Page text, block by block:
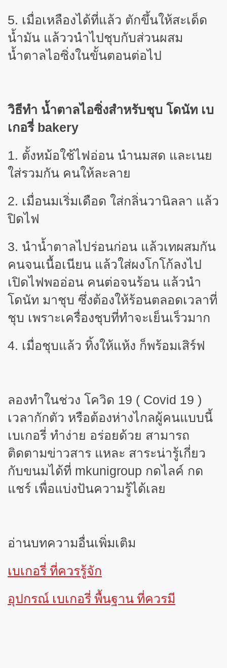
5. เมื่อเหลืองได้ที่แล้ว ตักขึ้นให้สะเด็ด
น้ำมัน แล้ววนำไปชุบกับส่วนผสม
น้ำตาลไอซิ่งในขั้นตอนต่อไป
วิธีทำ น้ำตาลไอซิ่งสำหรับชุบ โดนัท เบ
เกอรี่ bakery
1. ตั้งหม้อใช้ไฟอ่อน นำนมสด และเนย
ใส่รวมกัน คนให้ละลาย
2. เมื่อนมเริ่มเดือด ใส่กลิ่นวานิลลา แล้ว
ปิดไฟ
3. นำน้ำตาลไปร่อนก่อน แล้วเทผสมกัน
คนจนเนื้อเนียน แล้วใส่ผงโกโก้ลงไป
เปิดไฟพออ่อน คนต่อจนร้อน แล้วนำ
โดนัท มาชุบ ซึ่งต้องให้ร้อนตลอดเวลาที่
ชุบ เพราะเครื่องชุบที่ทำจะเย็นเร็วมาก
4. เมื่อชุบแล้ว ทิ้งให้แห้ง ก็พร้อมเสิร์ฟ
ลองทำในช่วง โควิด 19 ( Covid 19 )
เวลากักตัว หรือต้องห่างไกลผู้คนแบบนี้
เบเกอรี่ ทำง่าย อร่อยด้วย สามารถ
ติดตามข่าวสาร แหละ สาระน่ารู้เกี่ยว
กับขนมได้ที่ mkunigroup กดไลค์ กด
แชร์ เพื่อแบ่งปันความรู้ได้เลย
อ่านบทความอื่นเพิ่มเติม
เบเกอรี่ ที่ควรรู้จัก
อุปกรณ์ เบเกอรี่ พื้นฐาน ที่ควรมี